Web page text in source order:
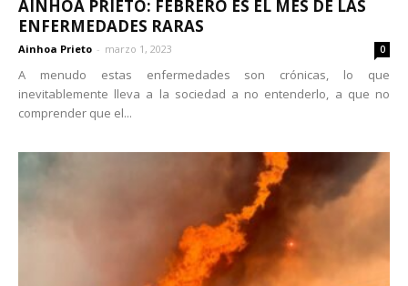
AINHOA PRIETO: FEBRERO ES EL MES DE LAS
ENFERMEDADES RARAS
Ainhoa Prieto - marzo 1, 2023 0
A menudo estas enfermedades son crónicas, lo que
inevitablemente lleva a la sociedad a no entenderlo, a que no
comprender que el...